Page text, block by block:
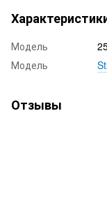
Модель
Модель
Отзывы